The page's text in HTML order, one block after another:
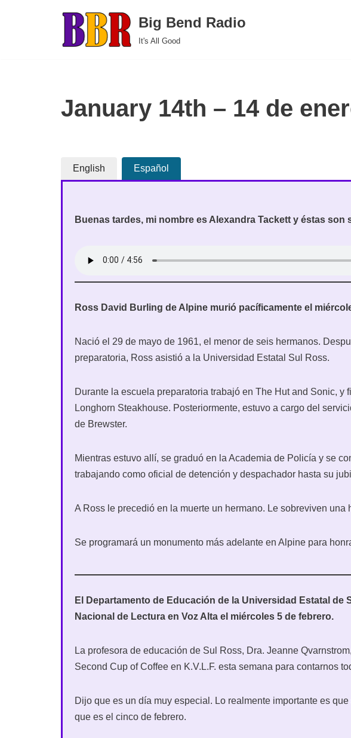
Big Bend Radio
It's All Good
January 14th – 14 de
English Español
Buenas tardes, mi nombre es Alexandra Tackett y éstas son
Ross David Burling de Alpine murió pacíficamente el
Nació el 29 de mayo de 1961, el menor de seis hermanos.
preparatoria, Ross asistió a la Universidad Estatal Sul Ross.
Durante la escuela preparatoria trabajó en The Hut and Sonic, y
Longhorn Steakhouse. Posteriormente, estuvo a cargo del
de Brewster.
Mientras estuvo allí, se graduó en la Academia de Policía y se
trabajando como oficial de detención y despachador hasta su
A Ross le precedió en la muerte un hermano. Le sobreviven una
Se programará un monumento más adelante en Alpine para
El Departamento de Educación de la Universidad Estatal de
Nacional de Lectura en Voz Alta el miércoles 5 de febrero.
La profesora de educación de Sul Ross, Dra. Jeanne
Second Cup of Coffee en K.V.L.F. esta semana para contarnos
Dijo que es un día muy especial. Lo realmente importante es
que es el cinco de febrero.